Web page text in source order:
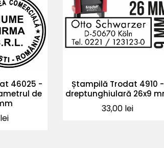
46025 -
de
Ștampilă Trodat 4910 -
dreptunghiulară 26x9
Pret
33,00 lei